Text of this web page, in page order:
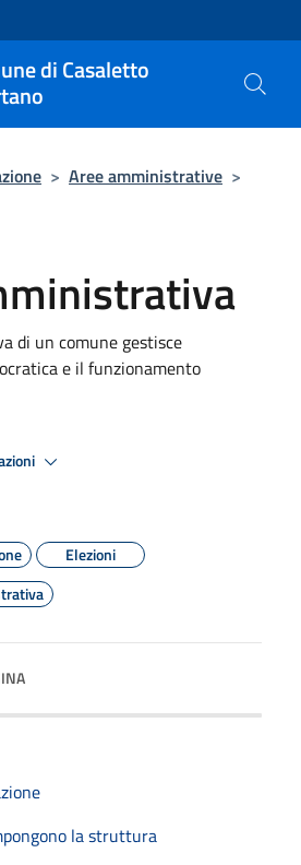
di Casaletto
> Aree amministrative >
di un comune gestisce
e il funzionamento
Elezioni
la struttura